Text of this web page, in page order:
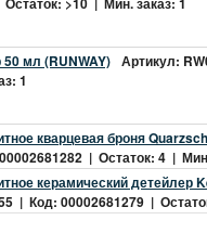
мл (RUNWAY) Артикул:
1
кварцевая броня
| Остаток: 4 |
керамический детейлер
| Код: 00002681279 |